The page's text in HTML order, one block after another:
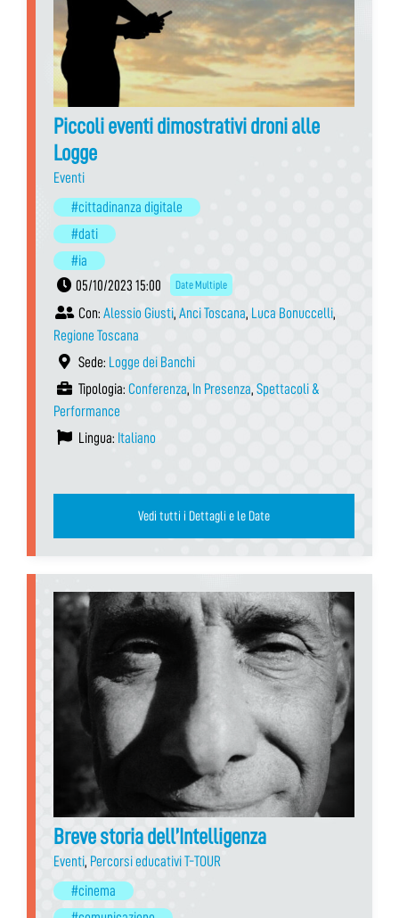
Piccoli eventi dimostrativi droni alle
Logge
Eventi
#cittadinanza digitale
#dati
#ia
05/10/2023 15:00
Date Multiple
Con: Alessio Giusti, Anci Toscana, Luca Bonuccelli,
Regione Toscana
Sede: Logge dei Banchi
Tipologia: Conferenza, In Presenza, Spettacoli &
Performance
Lingua: Italiano
Vedi tutti i Dettagli e le Date
Breve storia dell’Intelligenza
Eventi, Percorsi educativi T-TOUR
#cinema